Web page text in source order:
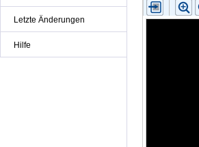
Letzte Änderungen
Hilfe